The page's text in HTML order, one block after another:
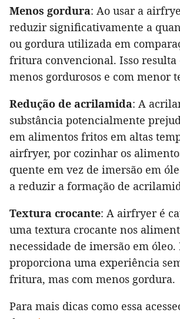
Menos gordura: Ao usar a
reduzir significativamente a
ou gordura utilizada em
fritura convencional. Isso resulta
menos gordurosos e com menor
Redução de acrilamida: A
substância potencialmente
em alimentos fritos em altas
airfryer, por cozinhar os
quente em vez de imersão em
a reduzir a formação de
Textura crocante: A airfryer é
uma textura crocante nos
necessidade de imersão em óleo.
proporciona uma experiência
fritura, mas com menos gordura.
Para mais dicas como essa